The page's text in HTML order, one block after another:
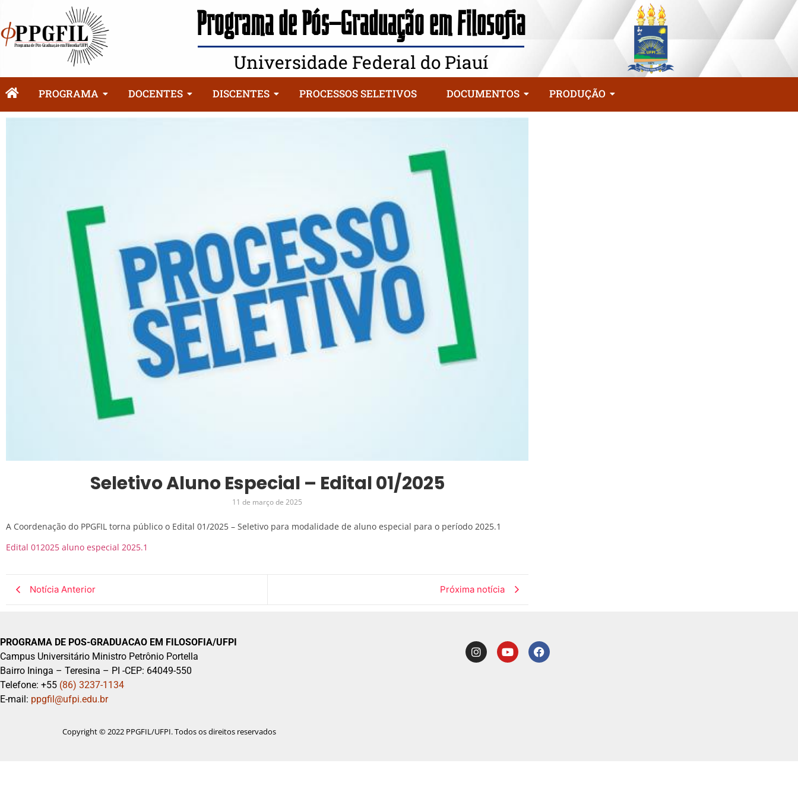
Programa de Pós-Graduação em Filosofia
Universidade Federal do Piauí
PROGRAMA DOCENTES DISCENTES PROCESSOS SELETIVOS DOCUMENTOS PRODUÇÃO
Seletivo Aluno Especial – Edital 01/2025
11 de março de 2025
A Coordenação do PPGFIL torna público o Edital 01/2025 – Seletivo para modalidade de aluno especial para o período 2025.1
Edital 012025 aluno especial 2025.1
Notícia Anterior Próxima notícia
PROGRAMA DE POS-GRADUACAO EM FILOSOFIA/UFPI
Campus Universitário Ministro Petrônio Portella
Bairro Ininga – Teresina – PI -CEP: 64049-550
Telefone: +55 (86) 3237-1134
E-mail: ppgfil@ufpi.edu.br
Copyright © 2022 PPGFIL/UFPI. Todos os direitos reservados